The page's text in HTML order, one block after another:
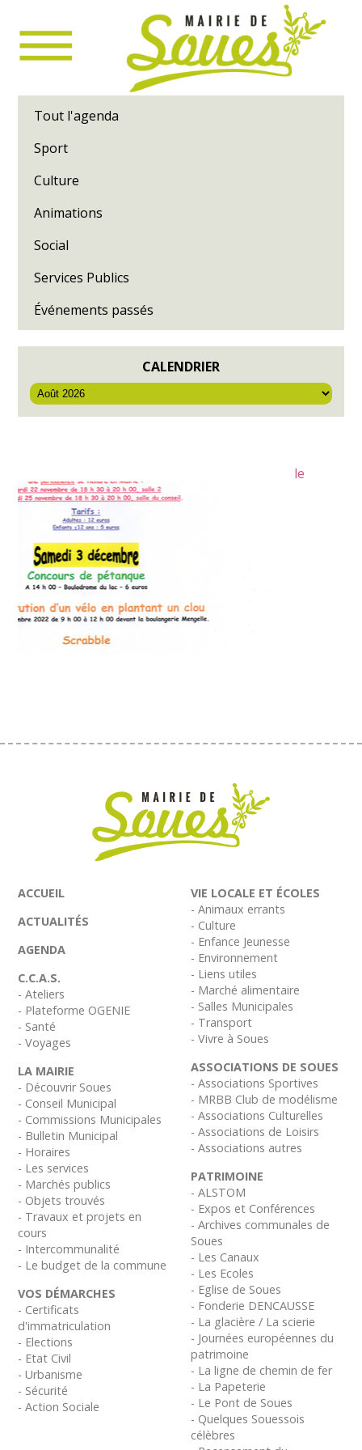
Tout l'agenda
Sport
Culture
Animations
Social
Services Publics
Événements passés
CALENDRIER
le
ACCUEIL
ACTUALITÉS
AGENDA
C.C.A.S.
- Ateliers
- Plateforme OGENIE
- Santé
- Voyages
LA MAIRIE
- Découvrir Soues
- Conseil Municipal
- Commissions Municipales
- Bulletin Municipal
- Horaires
- Les services
- Marchés publics
- Objets trouvés
- Travaux et projets en
cours
- Intercommunalité
- Le budget de la commune
VOS DÉMARCHES
- Certificats
d'immatriculation
- Elections
- Etat Civil
- Urbanisme
- Sécurité
- Action Sociale
VIE LOCALE ET ÉCOLES
- Animaux errants
- Culture
- Enfance Jeunesse
- Environnement
- Liens utiles
- Marché alimentaire
- Salles Municipales
- Transport
- Vivre à Soues
ASSOCIATIONS DE SOUES
- Associations Sportives
- MRBB Club de modélisme
- Associations Culturelles
- Associations de Loisirs
- Associations autres
PATRIMOINE
- ALSTOM
- Expos et Conférences
- Archives communales de
Soues
- Les Canaux
- Les Ecoles
- Eglise de Soues
- Fonderie DENCAUSSE
- La glacière / La scierie
- Journées européennes du
patrimoine
- La ligne de chemin de fer
- La Papeterie
- Le Pont de Soues
- Quelques Souessois
célèbres